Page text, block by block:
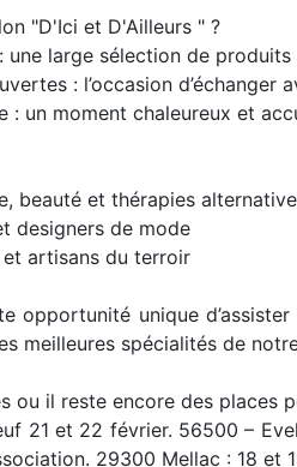
"D'Ici et D'Ailleurs " ?
une large sélection de
: l’occasion
: un moment chaleureux et
beauté et thérapies
designers de mode
artisans du terroir
opportunité unique
meilleures spécialités de
ou il reste encore des places
21 et 22 février. 56500 –
29300 Mellac : 18 et